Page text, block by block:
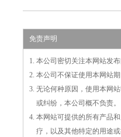
免责声明
1. 本公司密切关注本网站发
2. 本公司不保证使用本网站
3. 无论何种原因，使用本网
或纠纷，本公司概不负责。
4. 本网站可提供的所有产品
疗，以及其他特定的用途